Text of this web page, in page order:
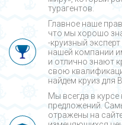
турагентов.
Главное наше
что мы хорошо
-круизный
нашей компании
и отлично знают
свою
найдем круиз для
Мы всегда в
предложений.
отражены на